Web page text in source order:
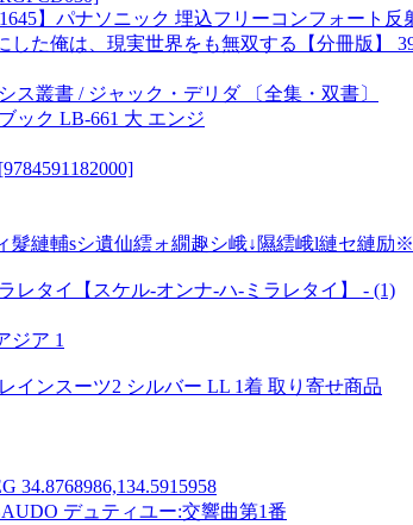
】パナソニック 埋込フリーコンフォート反
した俺は、現実世界をも無双する【分冊版】
ス叢書 / ジャック・デリダ 〔全集・双書〕
ック LB-661 大 エンジ
髮縺輔sシ遺仙繧ォ繝趣シ峨↓隰繧峨l縺セ縺
レタイ【スケル-オンナ-ハ-ミラレタイ】 - (1)
ジア 1
インスーツ2 シルバー LL 1着 取り寄せ商品
34.8768986,134.5915958
デュティユー:交響曲第1番